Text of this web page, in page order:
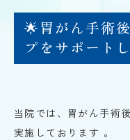
🌟胃がん手術
プをサポート
当院では、胃がん手術
実施しております 。